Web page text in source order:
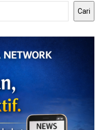
Cari